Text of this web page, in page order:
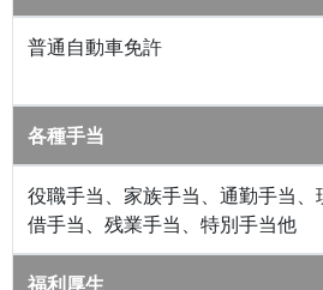
普通自動車免許
各種手当
役職手当、家族手当、通勤手当
借手当、残業手当、特別手当他
福利厚生